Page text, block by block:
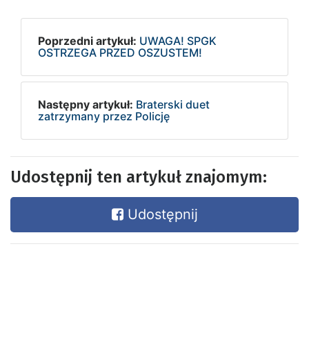
Poprzedni artykuł: UWAGA! SPGK
OSTRZEGA PRZED OSZUSTEM!
Następny artykuł: Braterski duet
zatrzymany przez Policję
Udostępnij ten artykuł znajomym:
Udostępnij